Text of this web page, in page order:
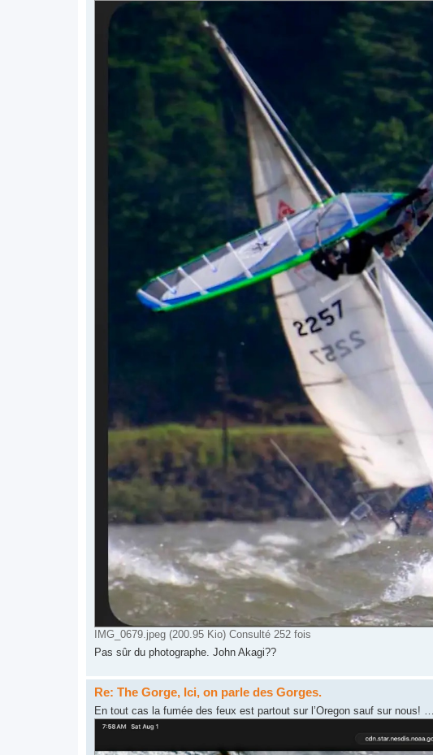
IMG_0679.jpeg (200.95 Kio) Consulté 252 fois
Pas sûr du photographe. John Akagi??
Re: The Gorge, Ici, on parle des Gorges.
En tout cas la fumée des feux est partout sur l’Oregon sauf sur nous!